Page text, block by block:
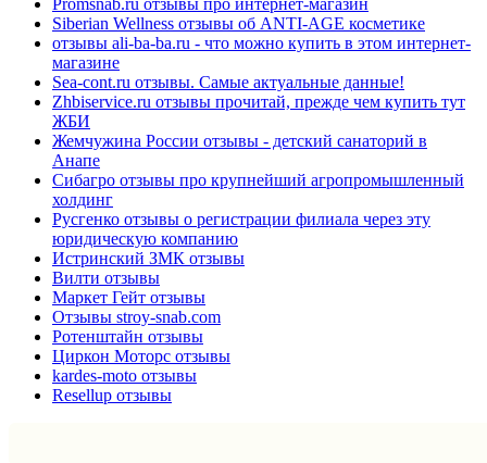
Siberian Wellness отзывы об ANTI-AGE косметике
отзывы ali-ba-ba.ru - что можно купить в этом интернет-
магазине
Sea-cont.ru отзывы. Самые актуальные данные!
Zhbiservice.ru отзывы прочитай, прежде чем купить тут
ЖБИ
Жемчужина России отзывы - детский санаторий в
Анапе
Сибагро отзывы про крупнейший агропромышленный
холдинг
Русгенко отзывы о регистрации филиала через эту
юридическую компанию
Истринский ЗМК отзывы
Вилти отзывы
Маркет Гейт отзывы
Отзывы stroy-snab.com
Ротенштайн отзывы
Циркон Моторс отзывы
kardes-moto отзывы
Resellup отзывы